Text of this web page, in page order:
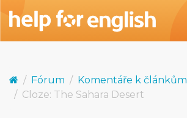
Fórum
Komentáře k článkům
Cloze: The Sahara Desert